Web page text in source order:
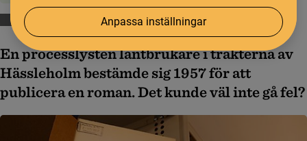
Anpassa inställningar
Böcker Särskilda boksamlingar
En processlysten lantbrukare i trakterna av
Hässleholm bestämde sig 1957 för att
publicera en roman. Det kunde väl inte gå fel?